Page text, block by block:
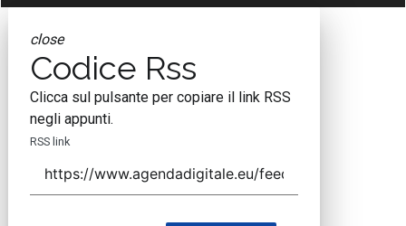
close
Codice Rss
Clicca sul pulsante per copiare il link RSS
negli appunti.
RSS link